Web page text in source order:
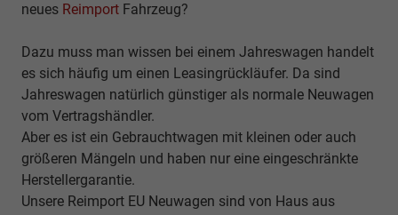
neues Reimport Fahrzeug?
Dazu muss man wissen bei einem Jahreswagen handelt
es sich häufig um einen Leasingrückläufer. Da sind
Jahreswagen natürlich günstiger als normale Neuwagen
vom Vertragshändler.
Aber es ist ein Gebrauchtwagen mit kleinen oder auch
größeren Mängeln und haben nur eine eingeschränkte
Herstellergarantie.
Unsere Reimport EU Neuwagen sind von Haus aus